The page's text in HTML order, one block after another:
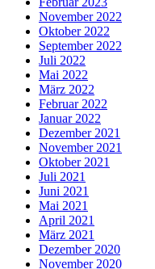
November 2022
Oktober 2022
September 2022
Juli 2022
Mai 2022
März 2022
Februar 2022
Januar 2022
Dezember 2021
November 2021
Oktober 2021
Juli 2021
Juni 2021
Mai 2021
April 2021
März 2021
Dezember 2020
November 2020